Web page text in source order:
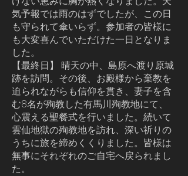
気予報では雨のはずでしたが、この日
も守られて傘いらず。参加者の皆様に
も大変喜んでいただけた一日となりま
した。
【最終日】 晴天の中、島原へ渡り原城
跡を訪問。その後、お殿様から棄教を
迫られながらも信仰を貫き、妻子を含
む8名が殉教した有馬川殉教地にて、
心震える聖餐式を行いました。続いて
雲仙地獄の殉教地を訪れ、深い祈りの
うちに旅を締めくくりました。皆様は
無事にそれぞれのご自宅へ戻られまし
た。